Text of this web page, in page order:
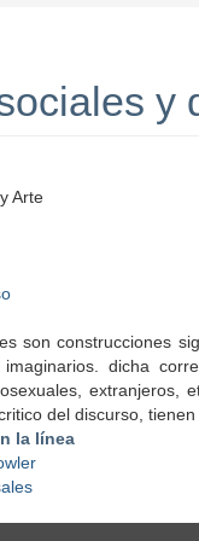
y
Arte
son construcciones
imaginarios. dicha
extranjeros,
del discurso,
la línea